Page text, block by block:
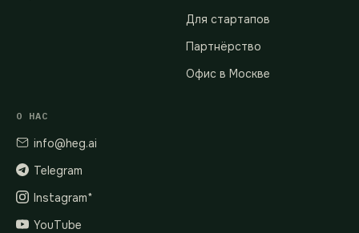
Для стартапов
Партнёрство
Офис в Москве
О НАС
info@heg.ai
Telegram
Instagram*
YouTube